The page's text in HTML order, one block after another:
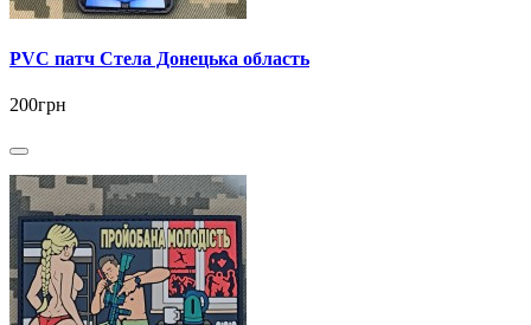
PVC патч Стела Донецька область
200грн